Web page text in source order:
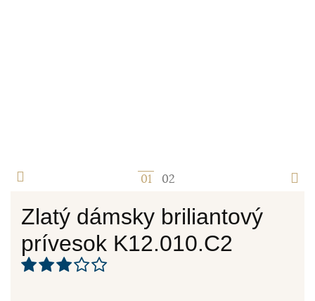
1 2
Zlatý dámsky briliantový
prívesok K12.010.C2